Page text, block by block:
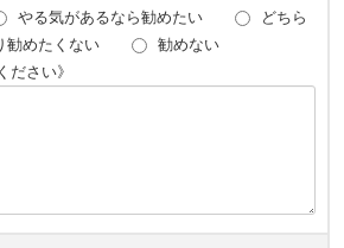
やる気があるなら勧めたい
どちら
勧めたくない
勧めない
ださい》